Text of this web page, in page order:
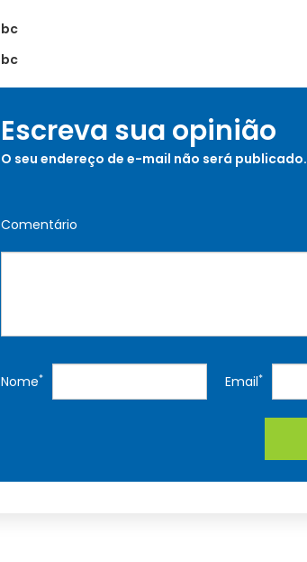
Escreva sua opinião
O seu endereço de e-mail não será publicado.
Comentário
Nome* Email*